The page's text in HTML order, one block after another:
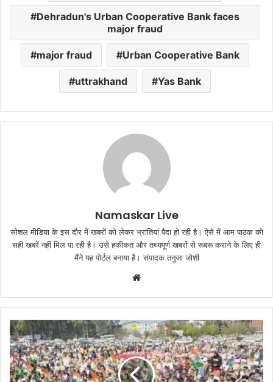
Dehradun's Urban Cooperative Bank faces
major fraud
major fraud Urban Cooperative Bank
uttrakhand Yas Bank
Namaskar Live
सोशल मीडिया के इस दौर में खबरों को लेकर भ्रांतियां पैदा हो रही है। ऐसे में आम पाठक को
सही खबरें नहीं मिल पा रही है। उसे हकीकत और तथ्यपूर्ण खबरों से रूबरू कराने के लिए ही
मैंने यह पोर्टल बनाया है। संपादक तनुजा जोशी
b
s
i
t
e